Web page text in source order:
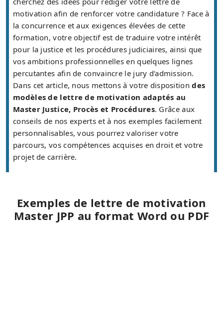
motivation afin de renforcer votre candidature ? Face à
la concurrence et aux exigences élevées de cette
formation, votre objectif est de traduire votre intérêt
pour la justice et les procédures judiciaires, ainsi que
vos ambitions professionnelles en quelques lignes
percutantes afin de convaincre le jury d'admission.
Dans cet article, nous mettons à votre dispositiondes
modèles de lettre de motivation adaptés au
Master Justice, Procès et Procédures. Grâce aux
conseils de nos experts et à nos exemples facilement
personnalisables, vous pourrez valoriser votre
parcours, vos compétences acquises en droit et votre
projet de carrière.
Exemples de lettre de motivation
Master JPP au format Word ou PDF